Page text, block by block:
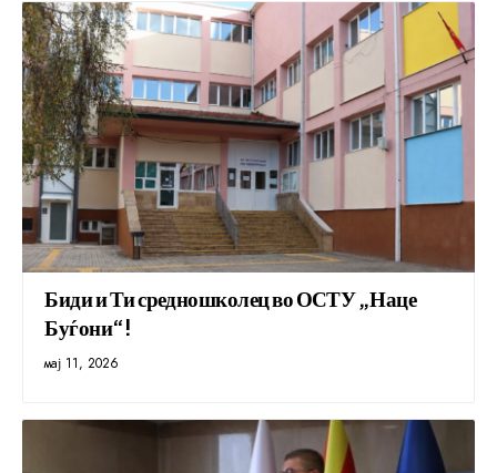
Биди и Ти средношколец во ОСТУ „Наце
Буѓони“!
мај 11, 2026